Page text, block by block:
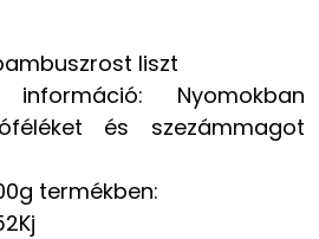
liszt
Nyomokban
és szezámmagot
termékben: